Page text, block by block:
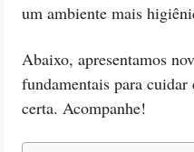
um ambiente mais
Abaixo, apresentamos
fundamentais para
certa. Acompanhe!